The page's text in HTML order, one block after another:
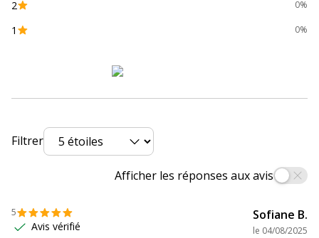
Caractéristiques environnementales
Impact environnemental
Code barre maitre
Référence produit fabricant
2 0%
1 0%
Filtrer
Afficher les réponses aux avis
5
Avis vérifié
Sofiane B.
le 04/08/2025